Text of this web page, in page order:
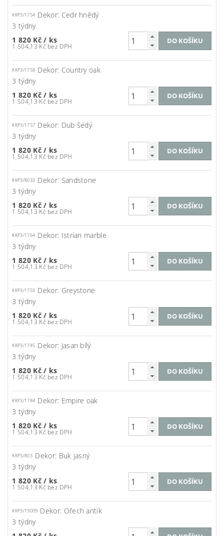
KKP3/1754 Dekor: Cedr hnědý
3 týdny
1 820 Kč/ ks
1 504,13 Kč bez DPH
KKP3/1758 Dekor: Country oak
3 týdny
1 820 Kč/ ks
1 504,13 Kč bez DPH
KKP3/1757 Dekor: Dub šedý
3 týdny
1 820 Kč/ ks
1 504,13 Kč bez DPH
KKP3/8033 Dekor: Sandstone
3 týdny
1 820 Kč/ ks
1 504,13 Kč bez DPH
KKP3/1764 Dekor: Istrian marble
3 týdny
1 820 Kč/ ks
1 504,13 Kč bez DPH
KKP3/1759 Dekor: Greystone
3 týdny
1 820 Kč/ ks
1 504,13 Kč bez DPH
KKP3/1745 Dekor: Jasan bílý
3 týdny
1 820 Kč/ ks
1 504,13 Kč bez DPH
KKP3/1784 Dekor: Empire oak
3 týdny
1 820 Kč/ ks
1 504,13 Kč bez DPH
KKP3/803 Dekor: Buk jasný
3 týdny
1 820 Kč/ ks
1 504,13 Kč bez DPH
KKP3/19009 Dekor: Ořech antik
3 týdny